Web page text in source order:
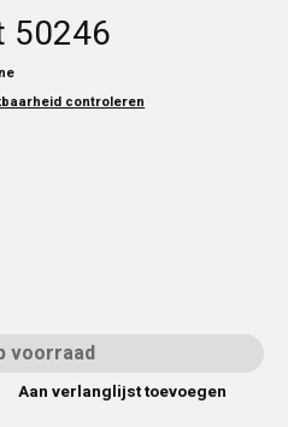
50246
controleren
voorraad
Aan verlanglijst toevoegen